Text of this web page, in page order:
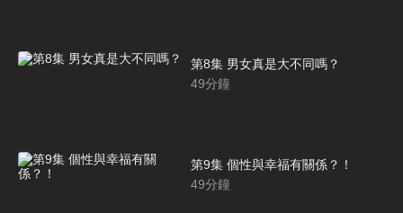
第8集 男女真是大不同嗎？
49分鐘
第9集 個性與幸福有關係？！
49分鐘